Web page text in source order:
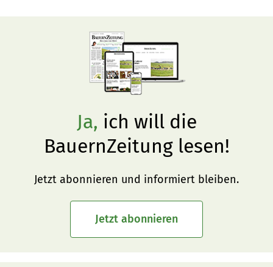
Ja, ich will die
BauernZeitung lesen!
Jetzt abonnieren und informiert bleiben.
Jetzt abonnieren